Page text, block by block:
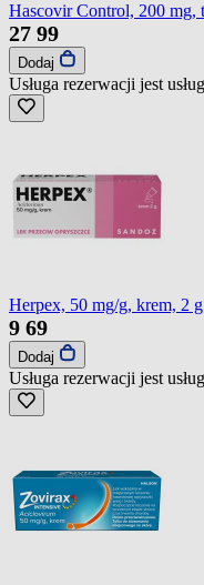
Hascovir Control, 200 mg,
27 99
Dodaj
Usługa rezerwacji jest
Herpex, 50 mg/g, krem, 2
9 69
Dodaj
Usługa rezerwacji jest